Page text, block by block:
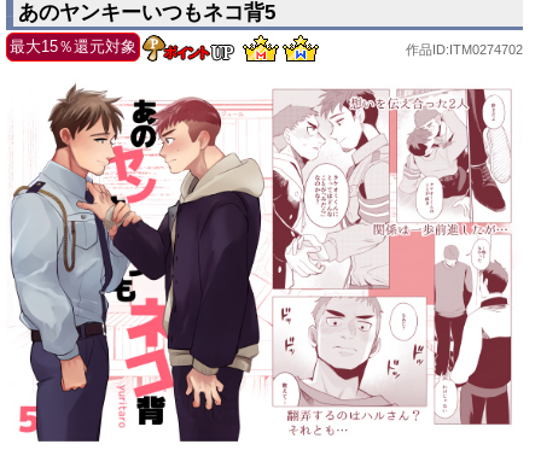
あのヤンキーいつもネコ背5
最大15％還元対象 作品ID:ITM0274702